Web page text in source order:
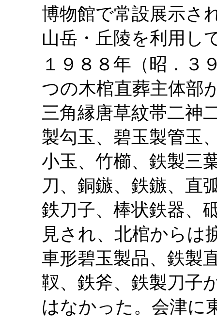
博物館で常設展示さ
山岳・丘陵を利用し
１９８８年（昭．３
つの木棺直葬主体部
三角縁唐草紋帯二神
製勾玉、碧玉製管玉
小玉、竹櫛、鉄製三
刀、銅鏃、鉄鏃、直
鉄刀子、棒状鉄器、
見され、北棺からは
車形碧玉製品、鉄製
靫、鉄斧、鉄製刀子
はなかった。会津に